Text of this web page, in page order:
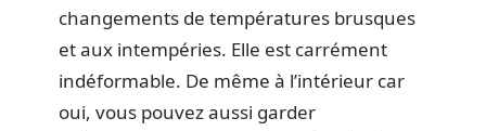
changements de températures brusques
et aux intempéries. Elle est carrément
indéformable. De même à l’intérieur car
oui, vous pouvez aussi garder